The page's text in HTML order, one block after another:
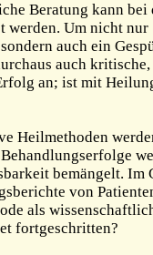
Beratung kann
werden. Um nicht
auch ein
auch
an; ist mit
Heilmethoden
bemängelt. Im
von
als
fortgeschritten?